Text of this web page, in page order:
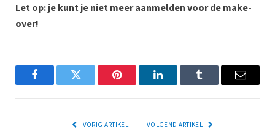
Let op: je kunt je niet meer aanmelden voor de make-
over!
FacebookTwitter Pinterest LinkedInTumblr Email
VORIG ARTIKEL VOLGEND ARTIKEL